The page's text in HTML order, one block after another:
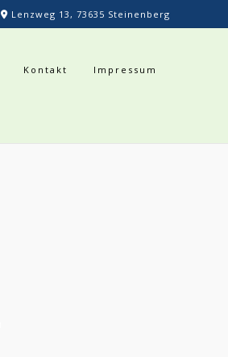
Lenzweg 13, 73635 Steinenberg
Kontakt Impressum